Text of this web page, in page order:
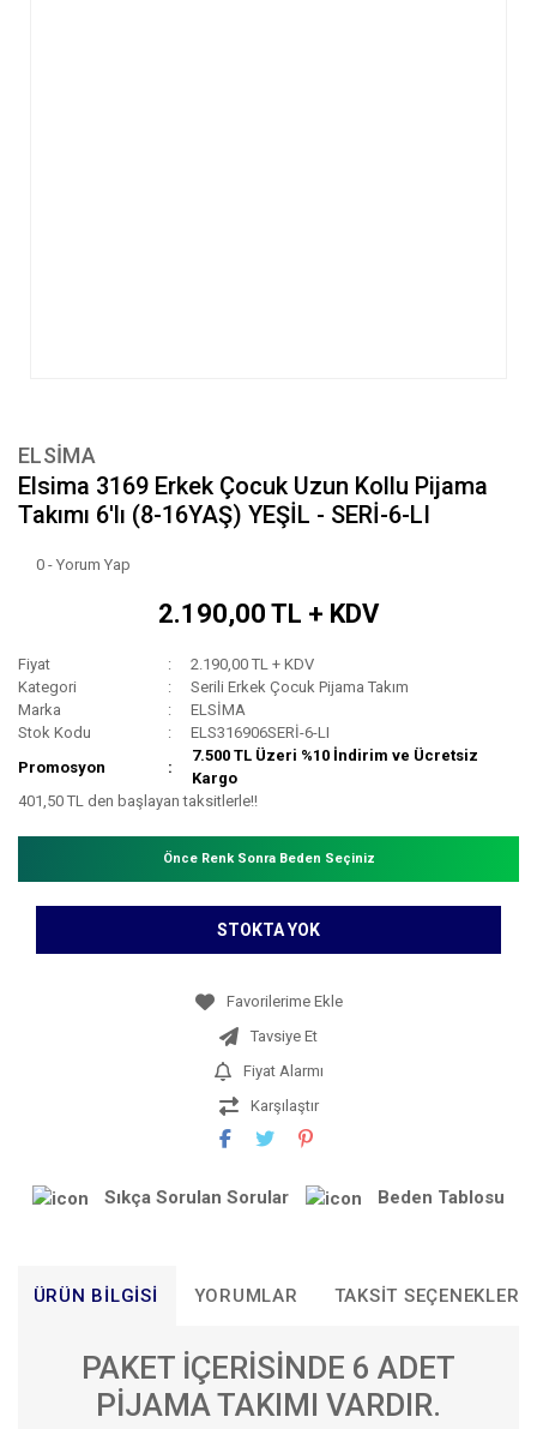
ELSİMA
Elsima 3169 Erkek Çocuk Uzun Kollu Pijama
Takımı 6'lı (8-16YAŞ) YEŞİL - SERİ-6-LI
0 - Yorum Yap
2.190,00 TL + KDV
Fiyat
2.190,00 TL + KDV
Kategori
Serili Erkek Çocuk Pijama Takım
Marka
ELSİMA
Stok Kodu
ELS316906SERİ-6-LI
Promosyon
7.500 TL Üzeri %10 İndirim ve Ücretsiz
Kargo
401,50 TL den başlayan taksitlerle!!
Önce Renk Sonra Beden Seçiniz
STOKTA YOK
Tavsiye Et
Fiyat Alarmı
Karşılaştır
Sıkça Sorulan Sorular Beden Tablosu
ÜRÜN BILGISI YORUMLAR TAKSIT SEÇENEKLERI
PAKET İÇERİSİNDE 6 ADET
PİJAMA TAKIMI VARDIR.